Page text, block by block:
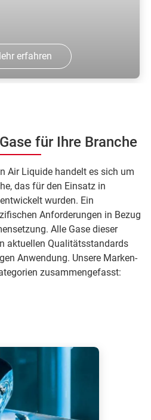
erfahren
für Ihre Branche
Air Liquide handelt es sich um
das für den Einsatz in
wurden. Ein
Anforderungen in Bezug
Alle Gase dieser
aktuellen Qualitätsstandards
Anwendung. Unsere Marken-
zusammengefasst: